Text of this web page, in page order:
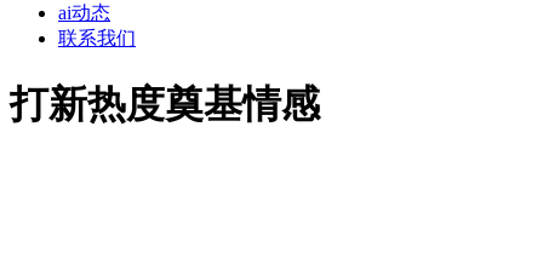
ai动态
联系我们
打新热度奠基情感